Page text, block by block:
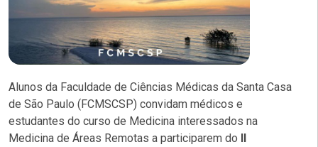
Alunos da Faculdade de Ciências Médicas da Santa Casa
de São Paulo (FCMSCSP) convidam médicos e
estudantes do curso de Medicina interessados na
Medicina de Áreas Remotas a participarem do II